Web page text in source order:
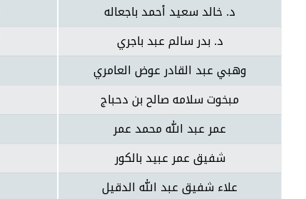
د. خالد سعيد أحمد باجعاله
د. بدر سالم عبد باجري
وهبي عبد القادر عوض العامري
مبخوت سلامه صالح بن دحباج
عمر عبد الله محمد عمر
شفيق عمر عبيد بالكور
علاء شفيق عبد الله الدقيل